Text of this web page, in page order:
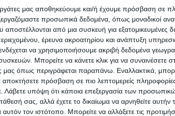
μας αποθηκεύουμε και/ή έχουμε πρόσβαση σε
προσωπικά δεδομένα, όπως μοναδικοί
από μια συσκευή για εξατομικευμένες
έρευνα ακροατηρίου και ανάπτυξη
να χρησιμοποιήσουμε ακριβή δεδομένα
Μπορείτε να κάνετε κλικ για να συναινέσετε
όπως περιγράφεται παραπάνω. Εναλλακτικά,
αποκτήσετε πρόσβαση σε πιο λεπτομερείς πληροφορίες
Λάβετε υπόψη ότι κάποια επεξεργασία των
σας, αλλά έχετε το δικαίωμα να αρνηθείτε
αυτόν τον ιστότοπο. Μπορείτε να αλλάξετε τις
POSTED
IN
ΑΜΦΙΛΟΧΊΑ
Rock &
on
20 Ιουλίου 2024 Rock
προγράμματος